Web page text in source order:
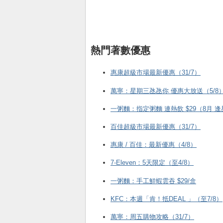
熱門著數優惠
惠康超級市場最新優惠（31/7）
萬寧：星期三氹氹你 優惠大放送（5/8）
一粥麵：指定粥麵 連熱飲 $29（8月 逢
百佳超級市場最新優惠（31/7）
惠康 / 百佳：最新優惠（4/8）
7-Eleven：5天限定（至4/8）
一粥麵：手工鮮蝦雲吞 $29/盒
KFC ：本週「肯！抵DEAL 」（至7/8）
萬寧：周五購物攻略（31/7）